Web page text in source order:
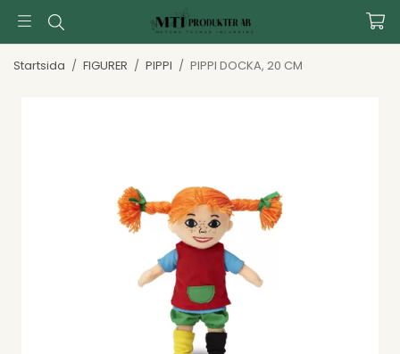
Startsida / FIGURER / PIPPI / PIPPI DOCKA, 20 CM